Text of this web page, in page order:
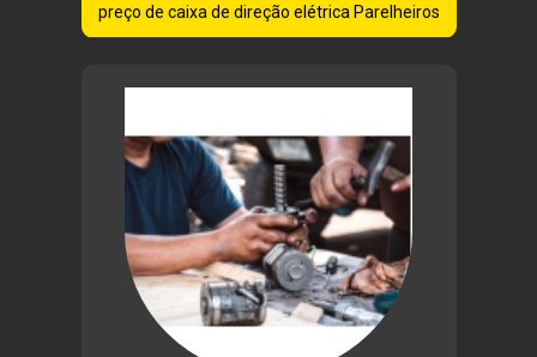
preço de caixa de direção elétrica Parelheiros